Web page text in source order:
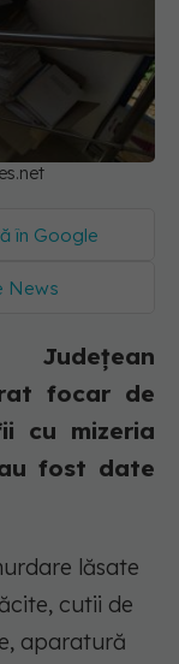
în Google
News
focar de
cu mizeria
fost date
lăsate
cutii de
aparatură